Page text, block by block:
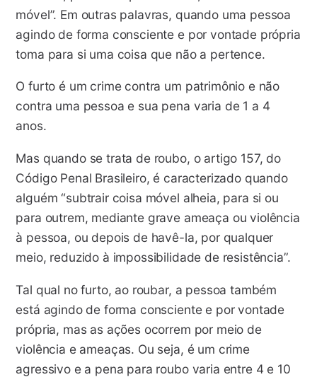
móvel”. Em outras palavras, quando uma pessoa
agindo de forma consciente e por vontade própria
toma para si uma coisa que não a pertence.
O furto é um crime contra um patrimônio e não
contra uma pessoa e sua pena varia de 1 a 4
anos.
Mas quando se trata de roubo, o artigo 157, do
Código Penal Brasileiro, é caracterizado quando
alguém “subtrair coisa móvel alheia, para si ou
para outrem, mediante grave ameaça ou violência
à pessoa, ou depois de havê-la, por qualquer
meio, reduzido à impossibilidade de resistência”.
Tal qual no furto, ao roubar, a pessoa também
está agindo de forma consciente e por vontade
própria, mas as ações ocorrem por meio de
violência e ameaças. Ou seja, é um crime
agressivo e a pena para roubo varia entre 4 e 10